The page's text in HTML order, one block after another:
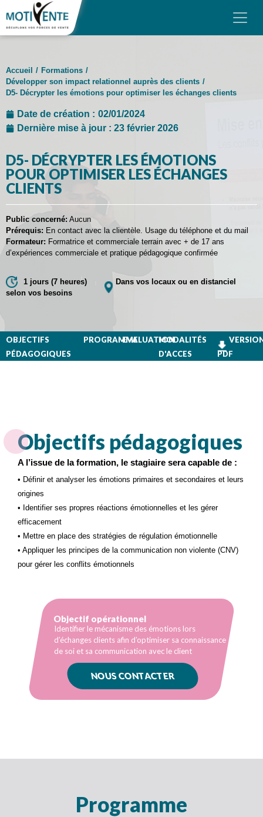
Panneau de gestion des cookies
Skip to main content
NOS FORMATS
FINANCEMENT
BLOG
Accueil / Formations /
Développer son impact relationnel auprès des clients /
D5- Décrypter les émotions pour optimiser les échanges clients
Date de création : 02/01/2024
Dernière mise à jour : 23 février 2026
D5- DÉCRYPTER LES ÉMOTIONS
POUR OPTIMISER LES ÉCHANGES
CLIENTS
Public concerné: Aucun
Prérequis: En contact avec la clientèle. Usage du téléphone et du mail
Formateur: Formatrice et commerciale terrain avec + de 17 ans
d’expériences commerciale et pratique pédagogique confirmée
1 jours (7 heures)
Dans vos locaux ou en distanciel
selon vos besoins
OBJECTIFS
PÉDAGOGIQUES
PROGRAMMEEVALUATIONMODALITÉS
D'ACCES
PDF
Objectifs pédagogiques
A l’issue de la formation, le stagiaire sera capable de :
• Définir et analyser les émotions primaires et secondaires et leurs
origines
• Identifier ses propres réactions émotionnelles et les gérer
efficacement
• Mettre en place des stratégies de régulation émotionnelle
• Appliquer les principes de la communication non violente (CNV)
pour gérer les conflits émotionnels
Objectif opérationnel
Identifier le mécanisme des émotions lors
d’échanges clients afin d’optimiser sa connaissance
de soi et sa communication avec le client
NOUS CONTACTER
Programme